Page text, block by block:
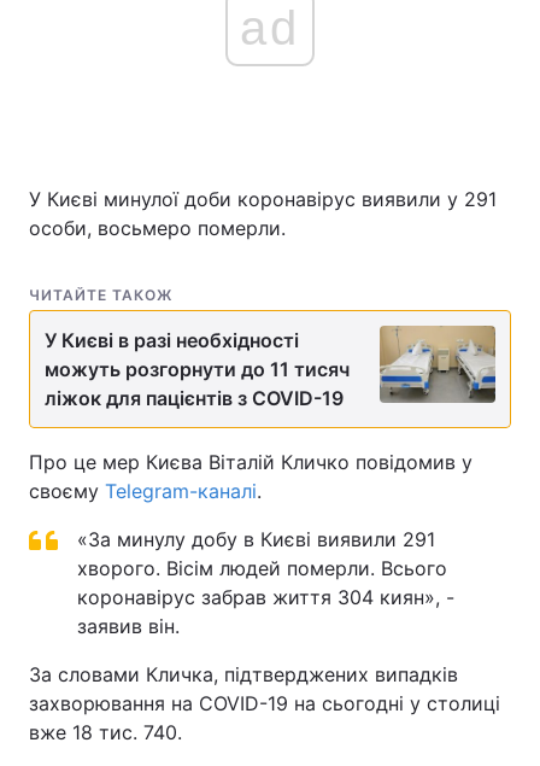
ad
У Києві минулої доби коронавірус виявили у 291
особи, восьмеро померли.
ЧИТАЙТЕ ТАКОЖ
У Києві в разі необхідності
можуть розгорнути до 11 тисяч
ліжок для пацієнтів з COVID-19
Про це мер Києва Віталій Кличко повідомив у
своєму Telegram-каналі.
«За минулу добу в Києві виявили 291
хворого. Вісім людей померли. Всього
коронавірус забрав життя 304 киян», -
заявив він.
За словами Кличка, підтверджених випадків
захворювання на COVID-19 на сьогодні у столиці
вже 18 тис. 740.